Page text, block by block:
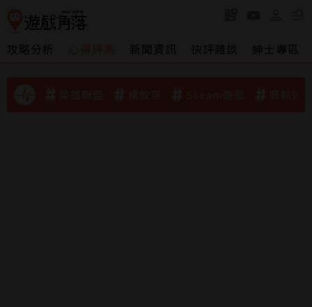
攻略分析 新聞資訊 快評雜談 紳士專區